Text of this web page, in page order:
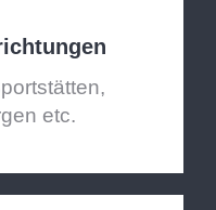
etc.